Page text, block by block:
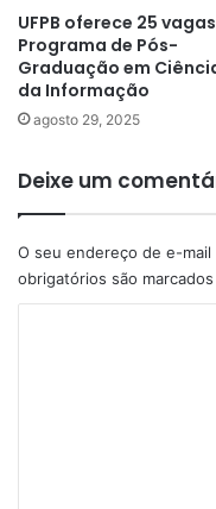
UFPB oferece 25
Programa de Pós-
Graduação em
da Informação
agosto 29, 2025
Deixe um
O seu endereço de e-mail
obrigatórios são